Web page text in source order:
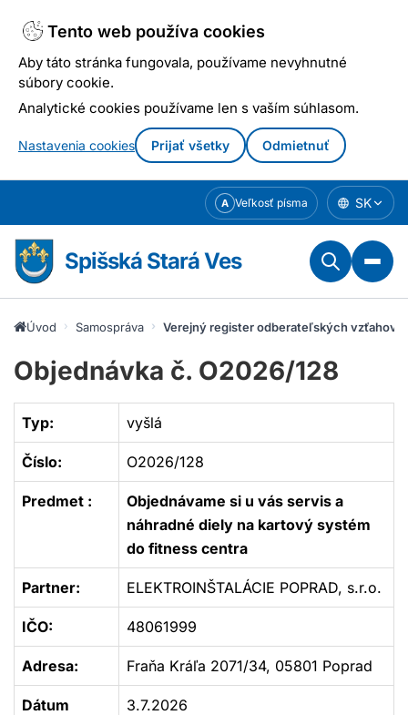
Tento web používa cookies
Aby táto stránka fungovala, používame nevyhnutné
súbory cookie.
Analytické cookies používame len s vaším súhlasom.
Nastavenia cookies Prijať všetky Odmietnuť
obsahu
A Veľkosť písma SK
Spišská Stará Ves
Úvod Samospráva Verejný register odberateľských vzťahov
Objednávka č. O2026/128
Typ: vyšlá
Číslo: O2026/128
Predmet :
Objednávame si u vás servis a
náhradné diely na kartový systém
do fitness centra
Partner: ELEKTROINŠTALÁCIE POPRAD, s.r.o.
IČO: 48061999
Adresa: Fraňa Kráľa 2071/34, 05801 Poprad
Dátum
3.7.2026